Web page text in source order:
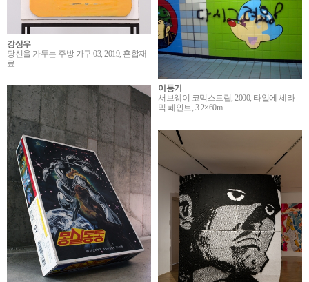
강상우
당신을 가두는 주방 가구 03, 2019, 혼합재
료
이동기
서브웨이 코믹스트립, 2000, 타일에 세라
믹 페인트, 3.2×60m